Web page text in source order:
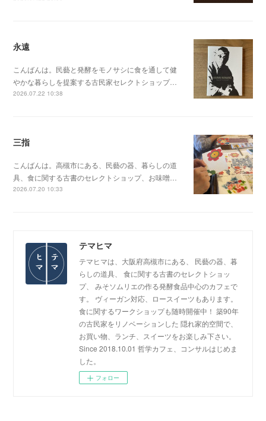
永遠
こんばんは。民藝と発酵をモノサシに食を通して健
やかな暮らしを提案する古民家セレクトショップ…
2026.07.22 10:38
三指
こんばんは。高槻市にある、民藝の器、暮らしの道
具、食に関する古書のセレクトショップ、お味噌…
2026.07.20 10:33
テマヒマ
テマヒマは、大阪府高槻市にある、 民藝の器、暮
らしの道具、 食に関する古書のセレクトショッ
プ、 みそソムリエの作る発酵食品中心のカフェで
す。 ヴィーガン対応、ロースイーツもあります。
食に関するワークショップも随時開催中！ 築90年
の古民家をリノベーションした 隠れ家的空間で、
お買い物、ランチ、スイーツをお楽しみ下さい。
Since 2018.10.01 哲学カフェ、コンサルはじめま
した。
フォロー